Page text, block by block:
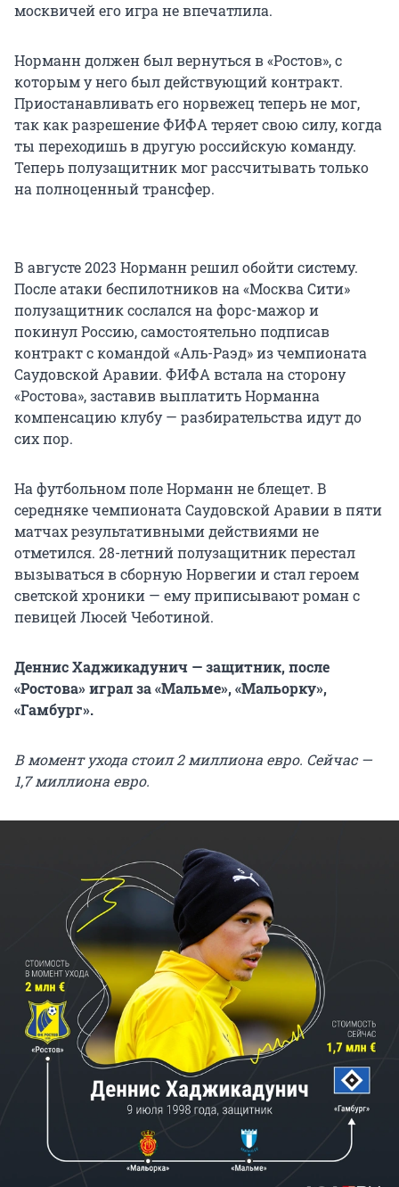
москвичей его игра не впечатлила.
Норманн должен был вернуться в «Ростов», с
которым у него был действующий контракт.
Приостанавливать его норвежец теперь не мог,
так как разрешение ФИФА теряет свою силу, когда
ты переходишь в другую российскую команду.
Теперь полузащитник мог рассчитывать только
на полноценный трансфер.
В августе 2023 Норманн решил обойти систему.
После атаки беспилотников на «Москва Сити»
полузащитник сослался на форс-мажор и
покинул Россию, самостоятельно подписав
контракт с командой «Аль-Раэд» из чемпионата
Саудовской Аравии. ФИФА встала на сторону
«Ростова», заставив выплатить Норманна
компенсацию клубу — разбирательства идут до
сих пор.
На футбольном поле Норманн не блещет. В
середняке чемпионата Саудовской Аравии в пяти
матчах результативными действиями не
отметился. 28-летний полузащитник перестал
вызываться в сборную Норвегии и стал героем
светской хроники — ему приписывают роман с
певицей Люсей Чеботиной.
Деннис Хаджикадунич — защитник, после
«Ростова» играл за «Мальме», «Мальорку»,
«Гамбург».
В момент ухода стоил 2 миллиона евро. Сейчас —
1,7 миллиона евро.